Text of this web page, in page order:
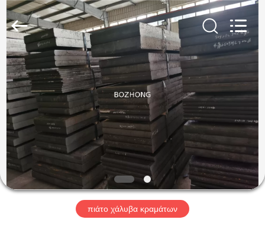
ΣΠΊΤΙ
ΠΡΟΪΌΝΤΑ
ΠΕΡΊΠΟΥ
ΕΜΕΊΣ
ΓΎΡΟΣ
ΕΡΓΟΣΤΑΣΊΩΝ
Bozhong
Metal
Group
Co.,
Ltd..
Rights
Reserved.
πιάτο χάλυβα κραμάτων